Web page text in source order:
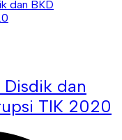
Disdik dan
TIK 2020